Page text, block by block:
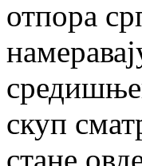
отпора
скуп
стане